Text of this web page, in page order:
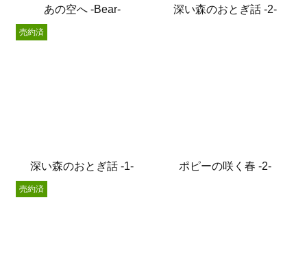
あの空へ -Bear- 深い森のおとぎ話 -2-
深い森のおとぎ話 -1-
売約済
ポピーの咲く春 -2-
売約済